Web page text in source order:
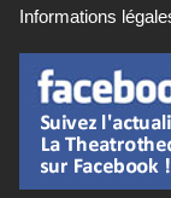
Informations